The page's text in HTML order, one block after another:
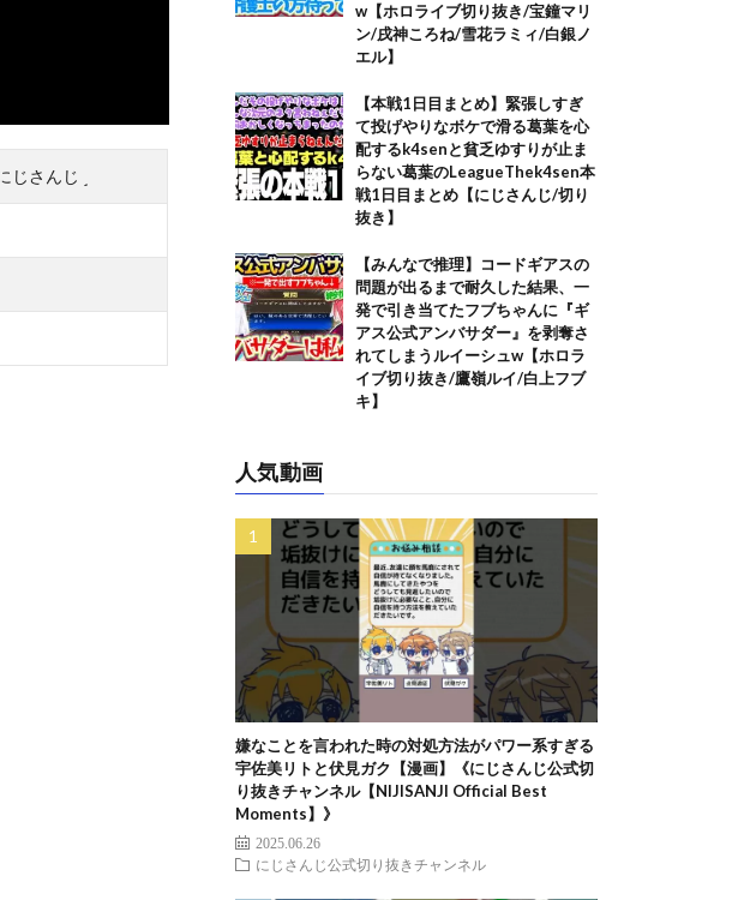
さんじ ˼
w【ホロライブ切り抜き/宝鐘マリ
ン/戌神ころね/雪花ラミィ/白銀ノ
エル】
【本戦1日目まとめ】緊張しすぎ
て投げやりなボケで滑る葛葉を心
配するk4senと貧乏ゆすりが止ま
らない葛葉のLeagueThek4sen本
戦1日目まとめ【にじさんじ/切り
抜き】
【みんなで推理】コードギアスの
問題が出るまで耐久した結果、一
発で引き当てたフブちゃんに『ギ
アス公式アンバサダー』を剥奪さ
れてしまうルイーシュw【ホロラ
イブ切り抜き/鷹嶺ルイ/白上フブ
キ】
人気動画
嫌なことを言われた時の対処方法がパワー系すぎる
宇佐美リトと伏見ガク【漫画】《にじさんじ公式切
り抜きチャンネル【NIJISANJI Official Best
Moments】》
2025.06.26
にじさんじ公式切り抜きチャンネル